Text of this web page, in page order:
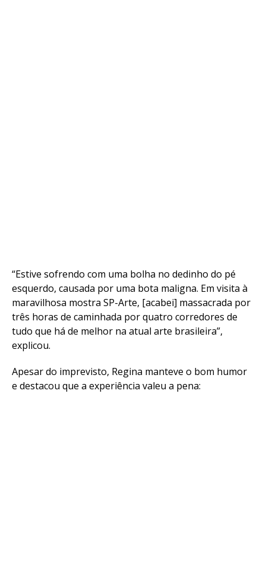
“Estive sofrendo com uma bolha no dedinho do pé
esquerdo, causada por uma bota maligna. Em visita à
maravilhosa mostra SP-Arte, [acabei] massacrada por
três horas de caminhada por quatro corredores de
tudo que há de melhor na atual arte brasileira”,
explicou.
Apesar do imprevisto, Regina manteve o bom humor
e destacou que a experiência valeu a pena:
Flipboard
Reddit
Pinterest
Email